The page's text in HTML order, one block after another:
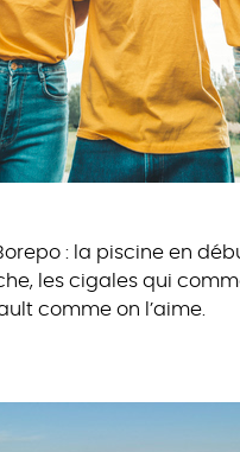
: la piscine en
les cigales qui
comme on l’aime.